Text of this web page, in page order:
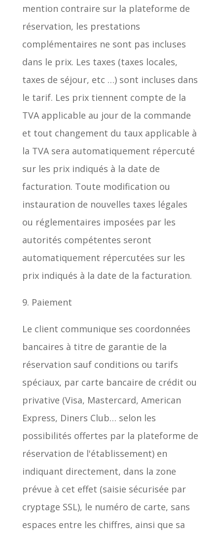
mention contraire sur la plateforme de
réservation, les prestations
complémentaires ne sont pas incluses
dans le prix. Les taxes (taxes locales,
taxes de séjour, etc …) sont incluses dans
le tarif. Les prix tiennent compte de la
TVA applicable au jour de la commande
et tout changement du taux applicable à
la TVA sera automatiquement répercuté
sur les prix indiqués à la date de
facturation. Toute modification ou
instauration de nouvelles taxes légales
ou réglementaires imposées par les
autorités compétentes seront
automatiquement répercutées sur les
prix indiqués à la date de la facturation.
9. Paiement
Le client communique ses coordonnées
bancaires à titre de garantie de la
réservation sauf conditions ou tarifs
spéciaux, par carte bancaire de crédit ou
privative (Visa, Mastercard, American
Express, Diners Club… selon les
possibilités offertes par la plateforme de
réservation de l'établissement) en
indiquant directement, dans la zone
prévue à cet effet (saisie sécurisée par
cryptage SSL), le numéro de carte, sans
espaces entre les chiffres, ainsi que sa